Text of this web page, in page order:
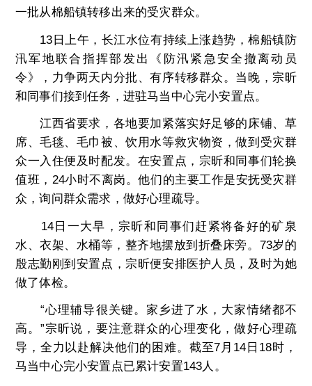
一批从棉船镇转移出来的受灾群众。
13日上午，长江水位有持续上涨趋势，棉船镇防
汛军地联合指挥部发出《防汛紧急安全撤离动员
令》，力争两天内分批、有序转移群众。当晚，宗昕
和同事们接到任务，进驻马当中心完小安置点。
江西省要求，各地要加紧落实好足够的床铺、草
席、毛毯、毛巾被、饮用水等救灾物资，做到受灾群
众一入住便及时配发。在安置点，宗昕和同事们轮换
值班，24小时不离岗。他们的主要工作是安抚受灾群
众，询问群众需求，做好心理疏导。
14日一大早，宗昕和同事们赶紧将备好的矿泉
水、衣架、水桶等，整齐地摆放到折叠床旁。73岁的
殷志勤刚到安置点，宗昕便安排医护人员，及时为她
做了体检。
“心理辅导很关键。家乡进了水，大家情绪都不
高。”宗昕说，要注意群众的心理变化，做好心理疏
导，全力以赴解决他们的困难。截至7月14日18时，
马当中心完小安置点已累计安置143人。